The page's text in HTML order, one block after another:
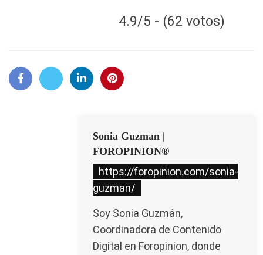
4.9/5 - (62 votos)
Sonia Guzman |
FOROPINION®
https://foropinion.com/sonia-
guzman/
Soy Sonia Guzmán,
Coordinadora de Contenido
Digital en Foropinion, donde